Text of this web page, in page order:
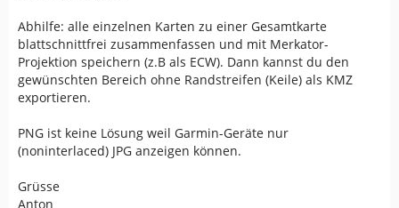
Abhilfe: alle einzelnen Karten zu einer Gesamtkarte
blattschnittfrei zusammenfassen und mit Merkator-
Projektion speichern (z.B als ECW). Dann kannst du den
gewünschten Bereich ohne Randstreifen (Keile) als KMZ
exportieren.
PNG ist keine Lösung weil Garmin-Geräte nur
(noninterlaced) JPG anzeigen können.
Grüsse
Anton